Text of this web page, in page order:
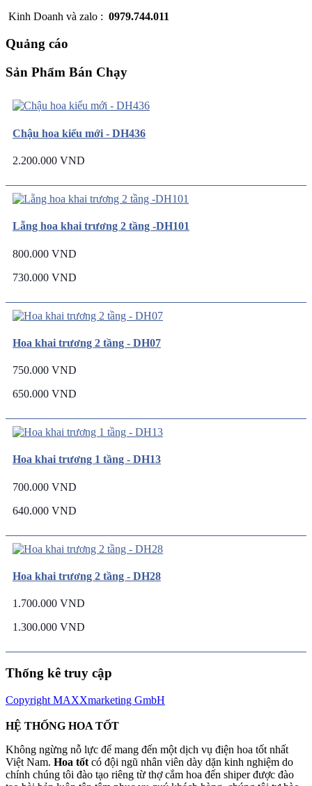
Kinh Doanh và zalo : 0979.744.011
Quảng cáo
Sản Phẩm Bán Chạy
Chậu hoa kiểu mới - DH436
2.200.000 VND
Lẵng hoa khai trương 2 tầng -DH101
800.000 VND
730.000 VND
Hoa khai trương 2 tầng - DH07
750.000 VND
650.000 VND
Hoa khai trương 1 tầng - DH13
700.000 VND
640.000 VND
Hoa khai trương 2 tầng - DH28
1.700.000 VND
1.300.000 VND
Thống kê truy cập
Copyright MAXXmarketing GmbH
HỆ THỐNG HOA TỐT
Không ngừng nỗ lực để mang đến một dịch vụ điện hoa tốt nhất
Việt Nam. Hoa tốt có đội ngũ nhân viên dày dặn kinh nghiệm do
chính chúng tôi đào tạo riêng từ thợ cắm hoa đến shiper được đào